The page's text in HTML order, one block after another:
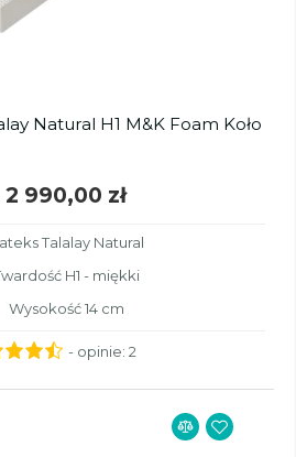
Natural H1 M&K Foam Koło
2 990,00 zł
Talalay Natural
H1 - miękki
Wysokość 14 cm
- opinie: 2